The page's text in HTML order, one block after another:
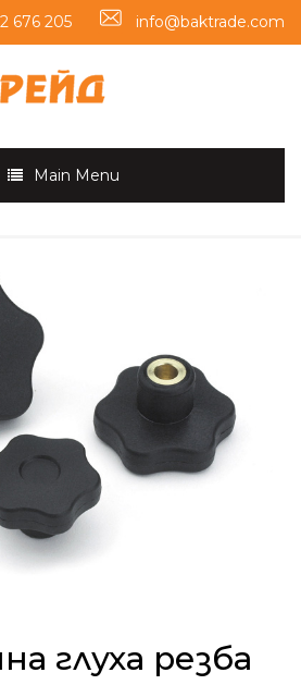
676 205 info@baktrade.com
Main Menu
глуха резба